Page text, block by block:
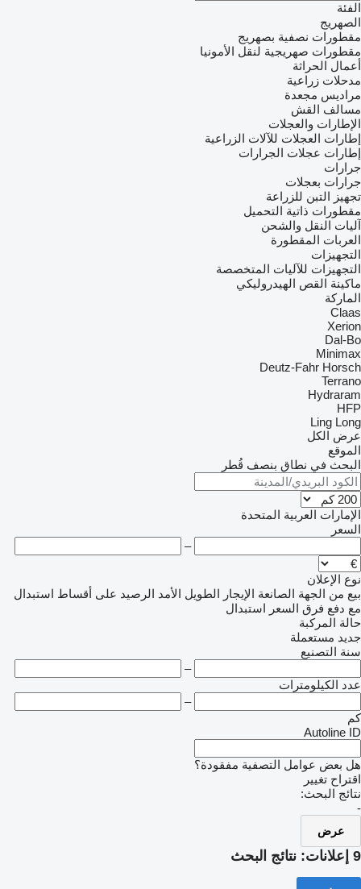
الفئة
الصهريج
مقطورات نصفية بصهريج
مقطورات صهريجية لنقل الأمونيا
أعمال الحراثة
مدحلات زراعية
مراديس مجعدة
مسالف القش
الإطارات والعجلات
إطارات العجلات للآلات الزراعية
إطارات عجلات الجرارات
جرارات
جرارات بعجلات
تجهيز التبن للزراعة
مقطورات ذاتية التحميل
آليات النقل والشحن
العربات المقطورة
التجهيزات
التجهيزات للآليات المتخصصة
ماكينة القص الهيدروليكي
الماركة
Claas
Xerion
Dal-Bo
Minimax
Deutz-Fahr Horsch
Terrano
Hydraram
HFP
Ling Long
عرض الكل
الموقع
البحث في نطاق بنصف قُطر
الإمارات العربية المتحدة
السعر
–
نوع الإعلان
بيع من الجهة الصانعة الإيجار الطويل الأمد الرصيد على أقساط استبدال
مع دفع فرق السعر استبدال
حالة المركبة
جديد مستعملة
سنة التصنيع
–
عدد الكيلومترات
–
كم
Autoline ID
هل بعض عوامل التصفية مفقودة؟
اقتراح تغيير
نتائج البحث:
-
عرض
9 إعلانات: نتائج البحث